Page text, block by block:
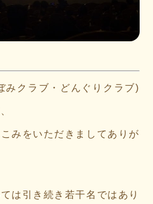
みクラブ・どんぐりクラブ)
みをいただきましてありが
は引き続き若干名ではあり